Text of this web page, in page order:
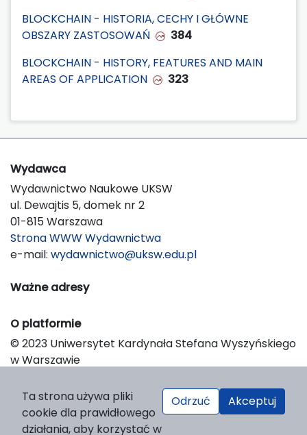
BLOCKCHAIN - HISTORIA, CECHY I GŁÓWNE
OBSZARY ZASTOSOWAŃ
384
BLOCKCHAIN - HISTORY, FEATURES AND MAIN
AREAS OF APPLICATION
323
Wydawca
Wydawnictwo Naukowe UKSW
ul. Dewajtis 5, domek nr 2
01-815 Warszawa
Strona WWW Wydawnictwa
e-mail: wydawnictwo@uksw.edu.pl
Ważne adresy
O platformie
© 2023 Uniwersytet Kardynała Stefana Wyszyńskiego
w Warszawie
Platform & Workflow by OJS/PKP
Ta strona używa pliki
cookie dla prawidłowego
działania, aby korzystać w
Odrzuć Akceptuj